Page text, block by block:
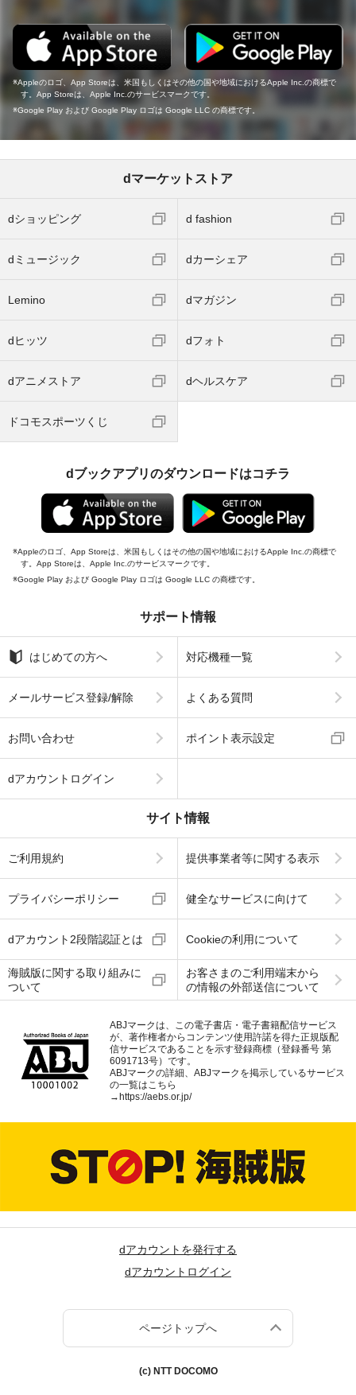
Appleのロゴ、App Storeは、米国もしくはその他の国や地域におけるApple Inc.の商標で
す。App Storeは、Apple Inc.のサービスマークです。
Google Play および Google Play ロゴは Google LLC の商標です。
dマーケットストア
dショッピング d fashion
dミュージック dカーシェア
Lemino dマガジン
dヒッツ dフォト
dアニメストア dヘルスケア
ドコモスポーツくじ
dブックアプリのダウンロードはコチラ
Appleのロゴ、App Storeは、米国もしくはその他の国や地域におけるApple Inc.の商標で
す。App Storeは、Apple Inc.のサービスマークです。
Google Play および Google Play ロゴは Google LLC の商標です。
サポート情報
はじめての方へ 対応機種一覧
メールサービス登録/解除 よくある質問
お問い合わせ ポイント表示設定
dアカウントログイン
サイト情報
ご利用規約 提供事業者等に関する表示
プライバシーポリシー 健全なサービスに向けて
dアカウント2段階認証とは Cookieの利用について
海賊版に関する取り組みに
ついて
お客さまのご利用端末から
の情報の外部送信について
ABJマークは、この電子書店・電子書籍配信サービス
が、著作権者からコンテンツ使用許諾を得た正規版配
信サービスであることを示す登録商標（登録番号 第
6091713号）です。
ABJマークの詳細、ABJマークを掲示しているサービス
の一覧はこちら
→https://aebs.or.jp/
dアカウントを発行する
dアカウントログイン
ページトップへ
(c) NTT DOCOMO